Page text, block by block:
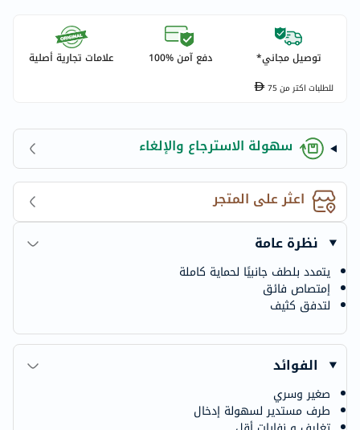
توصيل مجاني* دفع آمن %100 علامات تجارية أصلية
للطلبات اكتر من75
سهولة الاسترجاع والإلغاء
اعثر على المتجر
نظرة عامة
يتمدد بلطف جانبيًا لحماية كاملة
إمتصاص فائق
لتدفق كثيف
الفوائد
صغير وسري
طرف مستدير لسهولة إدخال